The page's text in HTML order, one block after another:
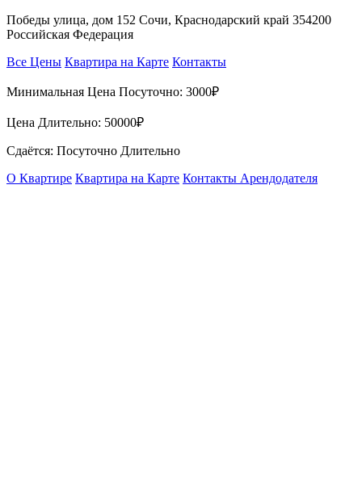
Победы улица, дом 152 Сочи, Краснодарский край 354200
Российская Федерация
Все Цены Квартира на Карте Контакты
Минимальная Цена Посуточно: 3000₽
Цена Длительно: 50000₽
Сдаётся: Посуточно Длительно
О Квартире Квартира на Карте Контакты Арендодателя